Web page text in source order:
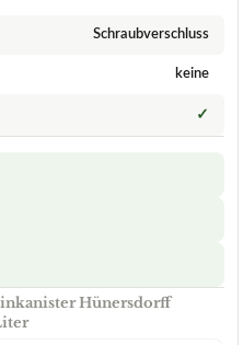
Schraubverschluss
keine
✓
Hünersdorff